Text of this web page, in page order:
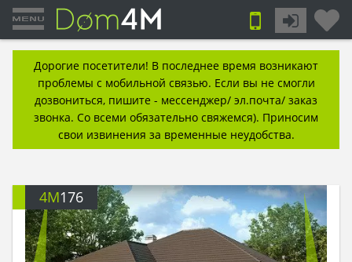
Дорогие посетители! В последнее время возникают
проблемы с мобильной связью. Если вы не смогли
дозвониться, пишите - мессенджер/ эл.почта/ заказ
звонка. Со всеми обязательно свяжемся). Приносим
свои извинения за временные неудобства.
4M176